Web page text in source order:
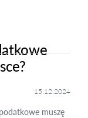
15.12.2024
muszę